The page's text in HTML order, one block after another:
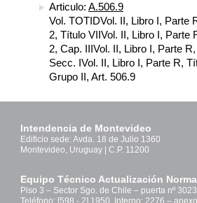
Articulo: A.506.9
Vol. TOTIDVol. II, Libro I, Parte
2, Título VIIVol. II, Libro I, Parte
2, Cap. IIIVol. II, Libro I, Parte
Secc. IVol. II, Libro I, Parte R,
Grupo II, Art. 506.9
Intendencia de Montevideo
Edificio sede: Avda. 18 de Julio 1360
Montevideo, Uruguay | C.P. 11200
Equipo Técnico Actualización
Piso 3 – Sector Sgo. de Chile – puerta nº 3023